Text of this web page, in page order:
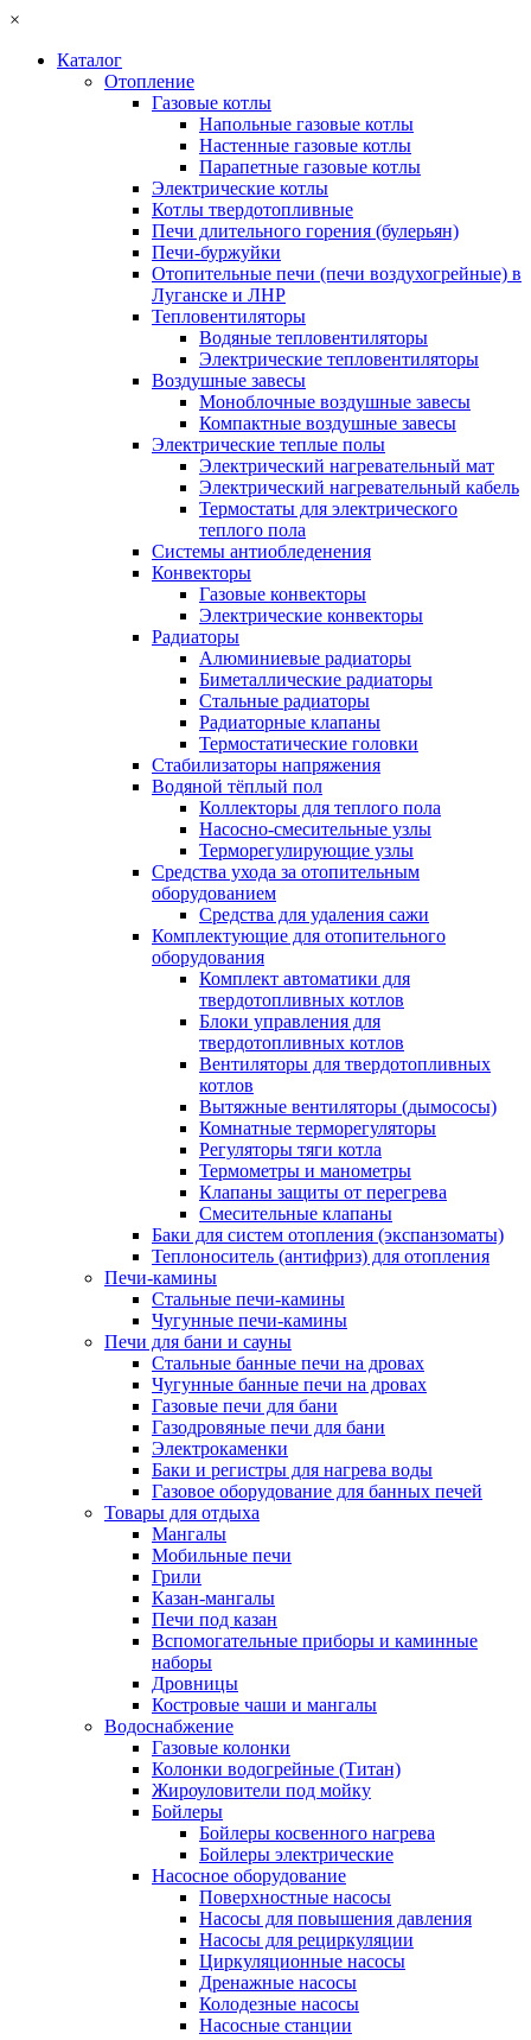
×
Каталог
Отопление
Газовые котлы
Напольные газовые котлы
Настенные газовые котлы
Парапетные газовые котлы
Электрические котлы
Котлы твердотопливные
Печи длительного горения (булерьян)
Печи-буржуйки
Отопительные печи (печи воздухогрейные) в
Луганске и ЛНР
Тепловентиляторы
Водяные тепловентиляторы
Электрические тепловентиляторы
Воздушные завесы
Моноблочные воздушные завесы
Компактные воздушные завесы
Электрические теплые полы
Электрический нагревательный мат
Электрический нагревательный кабель
Термостаты для электрического
теплого пола
Системы антиобледенения
Конвекторы
Газовые конвекторы
Электрические конвекторы
Радиаторы
Алюминиевые радиаторы
Биметаллические радиаторы
Стальные радиаторы
Радиаторные клапаны
Термостатические головки
Стабилизаторы напряжения
Водяной тёплый пол
Коллекторы для теплого пола
Насосно-смесительные узлы
Терморегулирующие узлы
Средства ухода за отопительным
оборудованием
Средства для удаления сажи
Комплектующие для отопительного
оборудования
Комплект автоматики для
твердотопливных котлов
Блоки управления для
твердотопливных котлов
Вентиляторы для твердотопливных
котлов
Вытяжные вентиляторы (дымососы)
Комнатные терморегуляторы
Регуляторы тяги котла
Термометры и манометры
Клапаны защиты от перегрева
Смесительные клапаны
Баки для систем отопления (экспанзоматы)
Теплоноситель (антифриз) для отопления
Печи-камины
Стальные печи-камины
Чугунные печи-камины
Печи для бани и сауны
Стальные банные печи на дровах
Чугунные банные печи на дровах
Газовые печи для бани
Газодровяные печи для бани
Электрокаменки
Баки и регистры для нагрева воды
Газовое оборудование для банных печей
Товары для отдыха
Мангалы
Мобильные печи
Грили
Казан-мангалы
Печи под казан
Вспомогательные приборы и каминные
наборы
Дровницы
Костровые чаши и мангалы
Водоснабжение
Газовые колонки
Колонки водогрейные (Титан)
Жироуловители под мойку
Бойлеры
Бойлеры косвенного нагрева
Бойлеры электрические
Насосное оборудование
Поверхностные насосы
Насосы для повышения давления
Насосы для рециркуляции
Циркуляционные насосы
Дренажные насосы
Колодезные насосы
Насосные станции